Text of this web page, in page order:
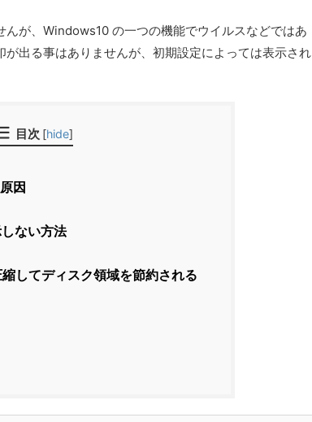
が、Windows10 の一つの機能でウイルスなどではあ
出る事はありませんが、初期設定によっては表示され
目次 [hide]
因
ない方法
してディスク領域を節約される